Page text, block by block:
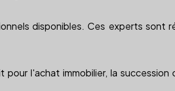
disponibles. Ces experts sont
l'achat immobilier, la